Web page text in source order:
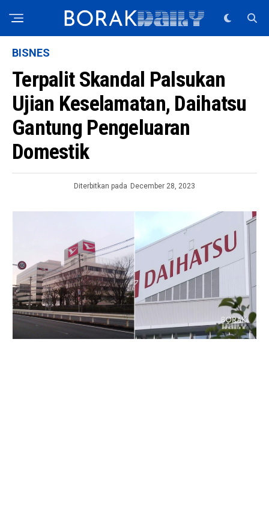
BISNES
Terpalit Skandal Palsukan
Ujian Keselamatan, Daihatsu
Gantung Pengeluaran
Domestik
Diterbitkan pada December 28, 2023